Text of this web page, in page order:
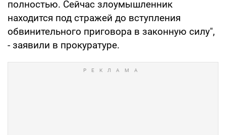
полностью. Сейчас злоумышленник
находится под стражей до вступления
обвинительного приговора в законную силу",
- заявили в прокуратуре.